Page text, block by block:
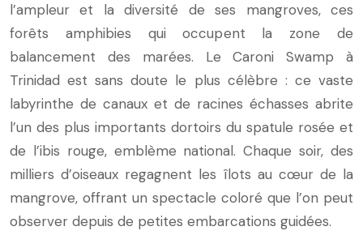
l’ampleur et la diversité de ses mangroves, ces
forêts amphibies qui occupent la zone de
balancement des marées. Le Caroni Swamp à
Trinidad est sans doute le plus célèbre : ce vaste
labyrinthe de canaux et de racines échasses abrite
l’un des plus importants dortoirs du spatule rosée et
de l’ibis rouge, emblème national. Chaque soir, des
milliers d’oiseaux regagnent les îlots au cœur de la
mangrove, offrant un spectacle coloré que l’on peut
observer depuis de petites embarcations guidées.